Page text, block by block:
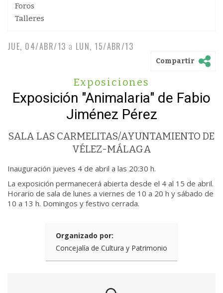
Foros
Talleres
JUE, 04/ABR/13 a LUN, 15/ABR/13
Compartir
Exposiciones
Exposición "Animalaria" de Fabio
Jiménez Pérez
SALA LAS CARMELITAS/AYUNTAMIENTO DE
VÉLEZ-MÁLAGA
Inauguración jueves 4 de abril a las 20:30 h.
La exposición permanecerá abierta desde el 4 al 15 de abril.
Horario de sala de lunes a viernes de 10 a 20 h y sábado de
10 a 13 h. Domingos y festivo cerrada.
Organizado por:
Concejalía de Cultura y Patrimonio